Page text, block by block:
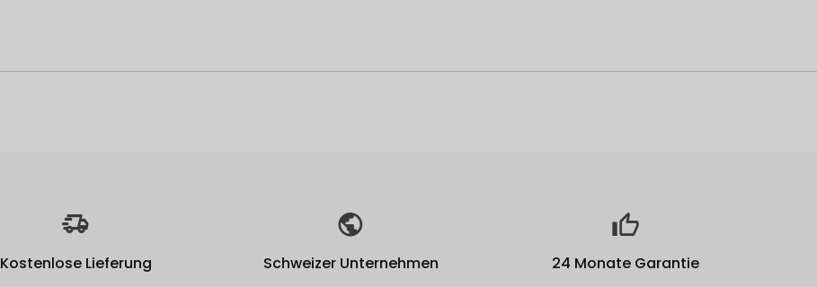
Kostenlose Lieferung Schweizer Unternehmen 24 Monate Garantie